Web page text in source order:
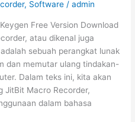
, Software /admin
Free Version Download
atau dikenal juga
sebuah perangkat lunak
dan memutar ulang tindakan-
Dalam teks ini, kita akan
JitBit Macro Recorder,
dalam bahasa